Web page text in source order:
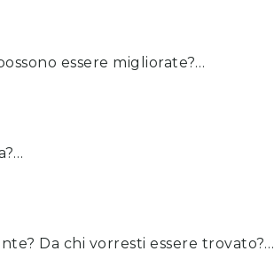
essere migliorate?…
Da chi vorresti essere trovato?…